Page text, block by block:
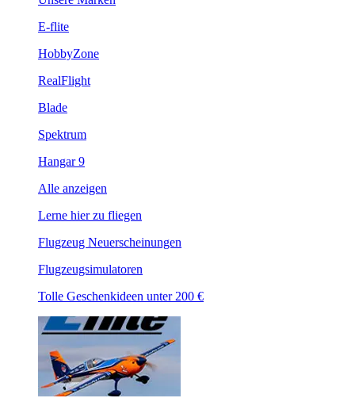
E-flite
HobbyZone
RealFlight
Blade
Spektrum
Hangar 9
Alle anzeigen
Lerne hier zu fliegen
Flugzeug Neuerscheinungen
Flugzeugsimulatoren
Tolle Geschenkideen unter 200 €